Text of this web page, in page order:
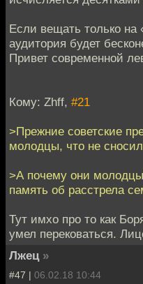
Если вещать только на
аудитория будет
Привет современной
Кому: Zhff, #21
>Прежние советские
молодцы, что не
>А почему они
память об расстрела
Тут имхо про то как
умел перековаться.
Лжец »
#47 | 06.02.18 10:44